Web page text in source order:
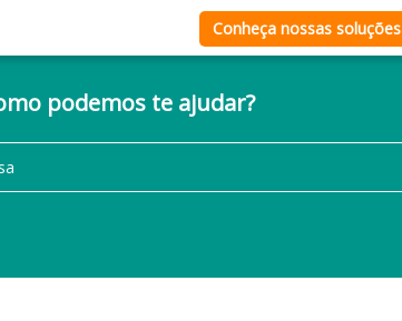
Conheça nossas soluções
podemos te ajudar?